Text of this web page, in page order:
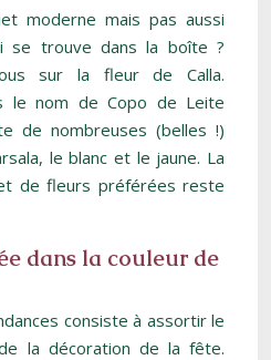
moderne mais pas aussi
se trouve dans la boîte ?
sur la fleur de Calla.
le nom de Copo de Leite
de nombreuses (belles !)
le blanc et le jaune. La
de fleurs préférées reste
dans la couleur de
consiste à assortir le
la décoration de la fête.